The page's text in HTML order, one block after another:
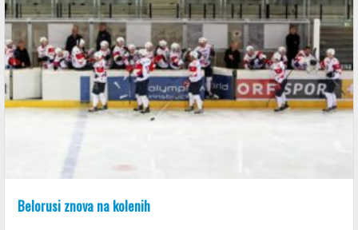
Belorusi znova na kolenih